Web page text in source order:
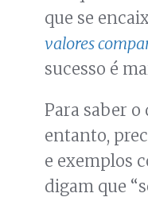
que se
valores
sucesso é
Para saber o
entanto,
e exemplos
digam que